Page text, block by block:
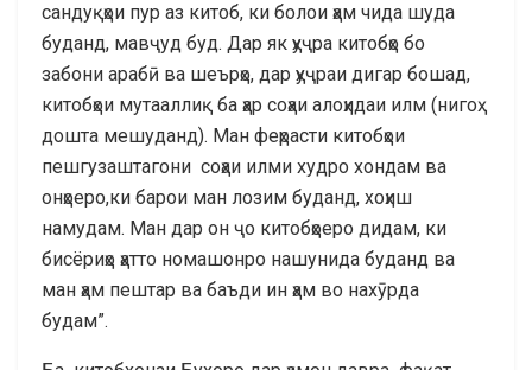
сандуқҳои пур аз китоб, ки болои ҳам чида шуда
буданд, мавҷуд буд. Дар як ҳуҷра китобҳо бо
забони арабӣ ва шеърҳо, дар ҳуҷраи дигар бошад,
китобҳои мутааллиқ ба ҳар соҳаи алоҳидаи илм (нигоҳ
дошта мешуданд). Ман феҳрасти китобҳои
пешгузаштагони соҳаи илми худро хондам ва
онҳоеро,ки барои ман лозим буданд, хоҳиш
намудам. Ман дар он ҷо китобҳоеро дидам, ки
бисёриҳо ҳатто номашонро нашунида буданд ва
ман ҳам пештар ва баъди ин ҳам во нахӯрда
будам”.